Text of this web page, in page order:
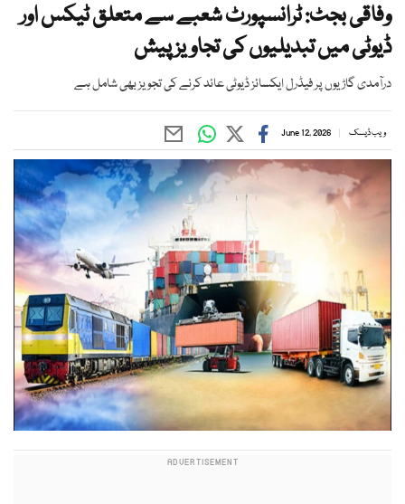
وفاقی بجٹ: ٹرانسپورٹ شعبے سے متعلق ٹیکس اور
ڈیوٹی میں تبدیلیوں کی تجاویز پیش
درآمدی گاڑیوں پر فیڈرل ایکسائز ڈیوٹی عائد کرنے کی تجویز بھی شامل ہے
ویب ڈیسک June 12, 2026